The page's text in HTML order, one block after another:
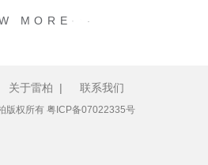
MORE .
关于雷柏 | 联系我们
版权所有 粤ICP备07022335号